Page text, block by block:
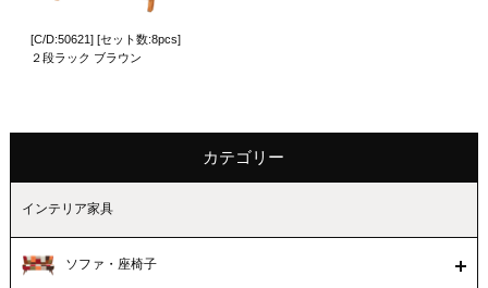
[C/D:50621] [セット数:8pcs]
２段ラック ブラウン
カテゴリー
インテリア家具
ソファ・座椅子